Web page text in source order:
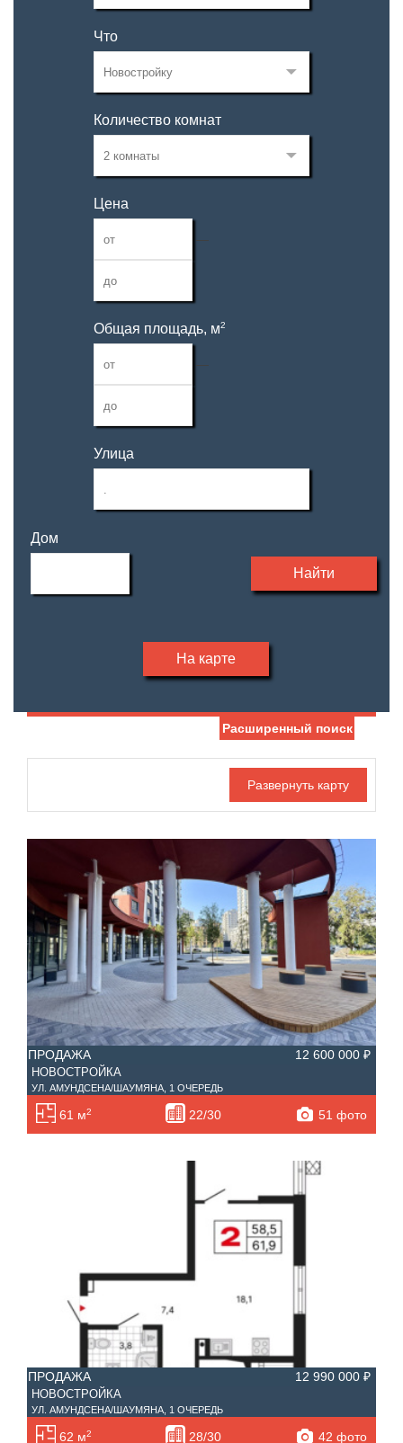
Что
Количество комнат
Цена
—
Общая площадь, м2
—
Улица
Дом
Найти
На карте
Жилая площадь
—
Площадь кухни
Санузел
Балконов
Лоджий
Этаж
—
Этажность
—
Не первый
Не последний
Материал дома
Обмен
С фото
Расширенный поиск
ПРОДАЖА 12 600 000 ₽
НОВОСТРОЙКА
УЛ. АМУНДСЕНА/ШАУМЯНА, 1 ОЧЕРЕДЬ
61 м2 22/30 51 фото
ПРОДАЖА 12 990 000 ₽
НОВОСТРОЙКА
УЛ. АМУНДСЕНА/ШАУМЯНА, 1 ОЧЕРЕДЬ
62 м2 28/30 42 фото